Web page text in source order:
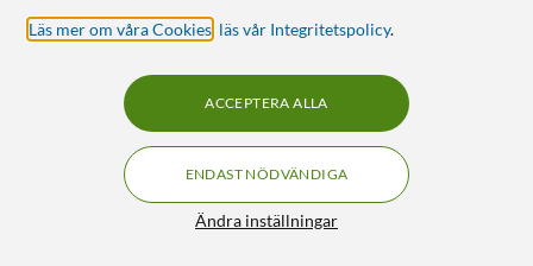
Läs mer om våra Cookies läs vår Integritetspolicy.
Ändra inställningar
ENDAST NÖDVÄNDIGA
ACCEPTERA ALLA